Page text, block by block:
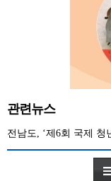
관련뉴스
전남도, ‘제6회 국제 청